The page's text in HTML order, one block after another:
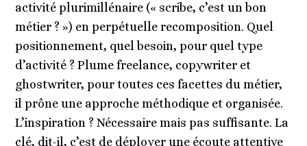
activité plurimillénaire (« scribe, c’est un bon
métier ? ») en perpétuelle recomposition. Quel
positionnement, quel besoin, pour quel type
d’activité ? Plume freelance, copywriter et
ghostwriter, pour toutes ces facettes du métier,
il prône une approche méthodique et organisée.
L’inspiration ? Nécessaire mais pas suffisante. La
clé, dit-il, c’est de déployer une écoute attentive